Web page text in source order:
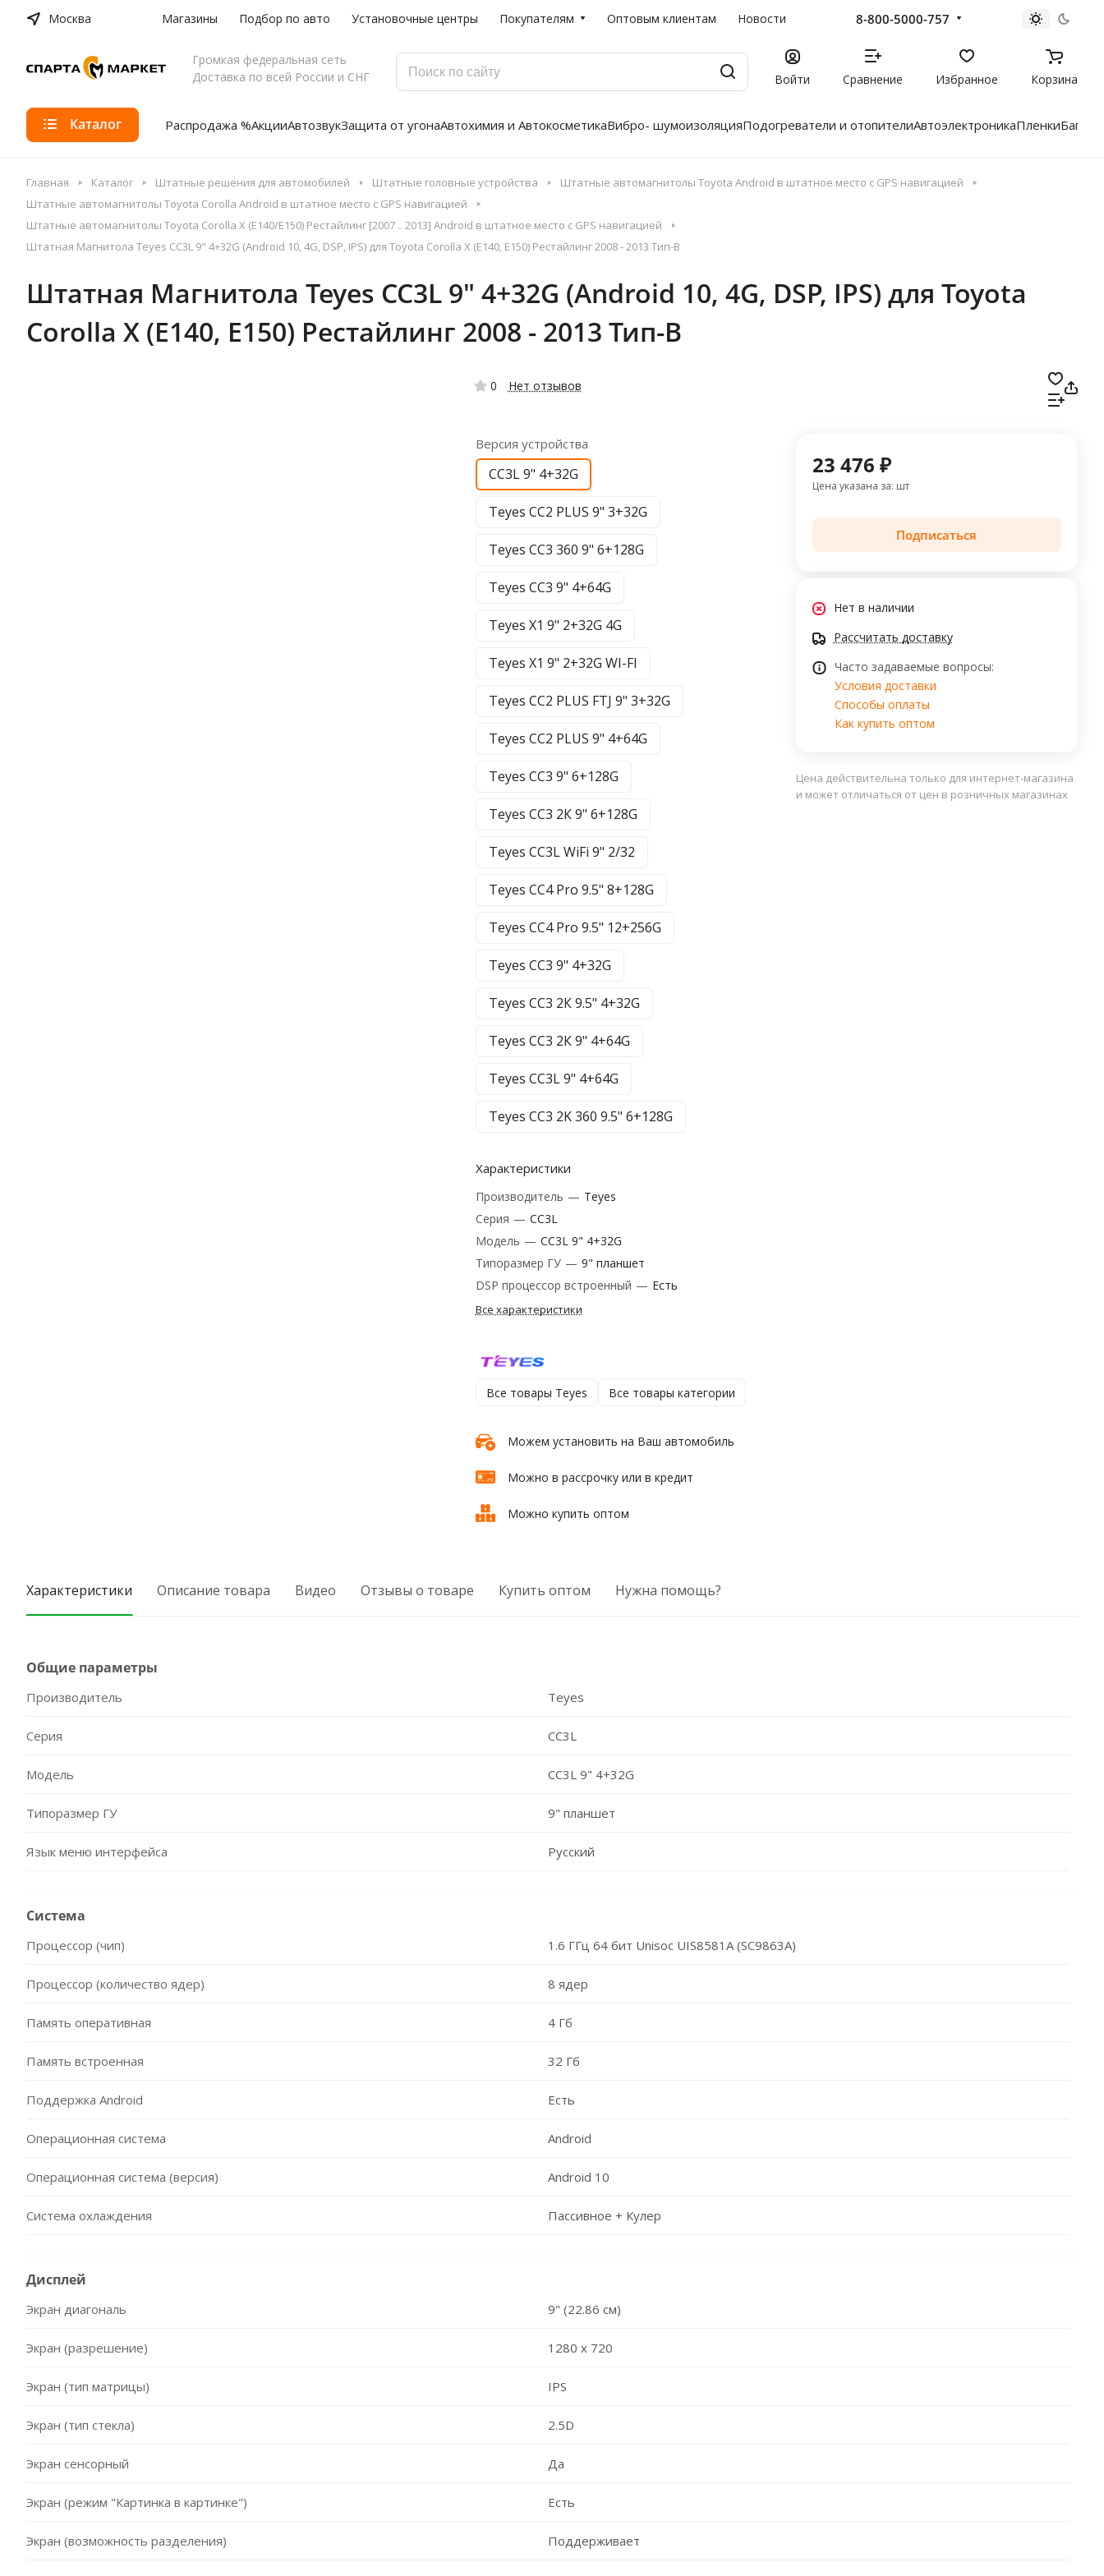
Москва Магазины Подбор по авто Установочные центры Покупателям Оптовым клиентам Новости 8-800-5000-757
Громкая федеральная сеть
Доставка по всей России и СНГ
Войти Сравнение Избранное Корзина
Каталог Распродажа %АкцииАвтозвукЗащита от угонаАвтохимия и АвтокосметикаВибро- шумоизоляцияПодогреватели и отопителиАвтоэлектроникаПленки
Главная Каталог Штатные решения для автомобилей Штатные головные устройства
Штатные автомагнитолы Toyota Android в штатное место с GPS навигацией
Штатные автомагнитолы Toyota Corolla Android в штатное место с GPS навигацией
Штатные автомагнитолы Toyota Corolla X (E140/E150) Рестайлинг [2007 .. 2013] Android в штатное место с GPS навигацией
Штатная Магнитола Teyes CC3L 9" 4+32G (Android 10, 4G, DSP, IPS) для Toyota Corolla X (E140, E150) Рестайлинг 2008 - 2013 Тип-B
Штатная Магнитола Teyes CC3L 9" 4+32G (Android 10, 4G, DSP, IPS) для Toyota
Corolla X (E140, E150) Рестайлинг 2008 - 2013 Тип-B
0 Нет отзывов
Версия устройства
CC3L 9" 4+32G
Teyes CC2 PLUS 9" 3+32G
Teyes CC3 360 9" 6+128G
Teyes CC3 9" 4+64G
Teyes X1 9" 2+32G 4G
Teyes X1 9" 2+32G WI-FI
Teyes CC2 PLUS FTJ 9" 3+32G
Teyes CC2 PLUS 9" 4+64G
Teyes CC3 9" 6+128G
Teyes CC3 2К 9" 6+128G
Teyes CC3L WiFi 9" 2/32
Teyes CC4 Pro 9.5" 8+128G
Teyes CC4 Pro 9.5" 12+256G
Teyes CC3 9" 4+32G
Teyes CC3 2К 9.5" 4+32G
Teyes CC3 2К 9" 4+64G
Teyes CC3L 9" 4+64G
Teyes CC3 2K 360 9.5" 6+128G
Характеристики
Производитель — Teyes
Серия — CC3L
Модель — CC3L 9" 4+32G
Типоразмер ГУ — 9" планшет
DSP процессор встроенный — Есть
Все характеристики
Все товары Teyes Все товары категории
Можем установить на Ваш автомобиль
Можно в рассрочку или в кредит
Можно купить оптом
23 476 ₽
Цена указана за: шт
Подписаться
Нет в наличии
Рассчитать доставку
Часто задаваемые вопросы:
Условия доставки
Способы оплаты
Как купить оптом
Цена действительна только для интернет-магазина
и может отличаться от цен в розничных магазинах
Характеристики Описание товара Видео Отзывы о товаре Купить оптом Нужна помощь?
Общие параметры
Производитель Teyes
Серия CC3L
Модель CC3L 9" 4+32G
Типоразмер ГУ 9" планшет
Язык меню интерфейса Русский
Система
Процессор (чип) 1.6 ГГц 64 бит Unisoc UIS8581A (SC9863A)
Процессор (количество ядер) 8 ядер
Память оперативная 4 Гб
Память встроенная 32 Гб
Поддержка Android Есть
Операционная система Android
Операционная система (версия) Android 10
Система охлаждения Пассивное + Кулер
Дисплей
Экран диагональ 9" (22.86 см)
Экран (разрешение) 1280 х 720
Экран (тип матрицы) IPS
Экран (тип стекла) 2.5D
Экран сенсорный Да
Экран (режим "Картинка в картинке") Есть
Экран (возможность разделения) Поддерживает